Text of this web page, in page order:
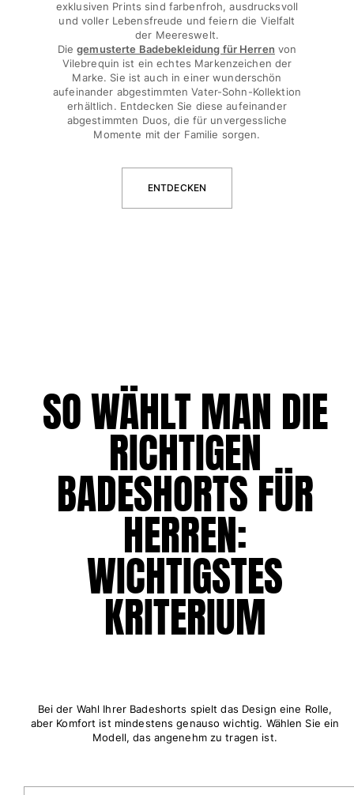
Bademode
Badeanzug
Rashguard
Bikini
Babys
Bikinihosen
Accessoires
Alle Accessoires anzeigen
Kappen und Anglerhüte
Kappe
Alle Kappen und Anglerhüte anzeigen
Strandtücher & Pareos
Strandtücher
Unisex-Handtuch
Strandtaschen
Strandtaschen
exklusiven Prints sind farbenfroh, ausdrucksvoll
und voller Lebensfreude und feiern die Vielfalt
der Meereswelt.
Diegemusterte Badebekleidung für Herren von
Vilebrequin ist ein echtes Markenzeichen der
Marke. Sie ist auch in einer wunderschön
aufeinander abgestimmten Vater-Sohn-Kollektion
erhältlich. Entdecken Sie diese aufeinander
abgestimmten Duos, die für unvergessliche
Momente mit der Familie sorgen.
ENTDECKEN
SO WÄHLT MAN DIE
RICHTIGEN
BADESHORTS FÜR
HERREN:
WICHTIGSTES
KRITERIUM
Bei der Wahl Ihrer Badeshorts spielt das Design eine Rolle,
aber Komfort ist mindestens genauso wichtig. Wählen Sie ein
Modell, das angenehm zu tragen ist.